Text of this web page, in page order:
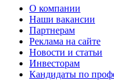
О компании
Наши вакансии
Партнерам
Реклама на сайте
Новости и статьи
Инвесторам
Кандидаты по